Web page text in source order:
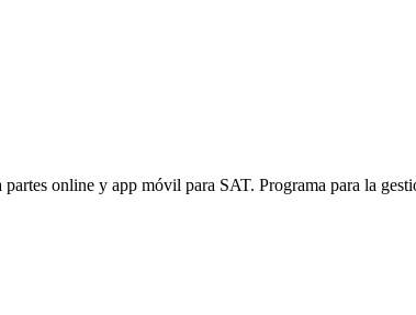
online y app móvil para SAT. Programa para la